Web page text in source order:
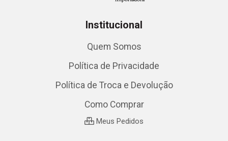
Institucional
Quem Somos
Política de Privacidade
Política de Troca e Devolução
Como Comprar
Meus Pedidos